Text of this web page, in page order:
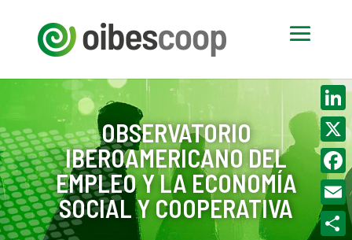
OBSERVATORIO
IBEROAMERICANO DEL
EMPLEO Y LA ECONOMÍA
SOCIAL Y COOPERATIVA
X
Email